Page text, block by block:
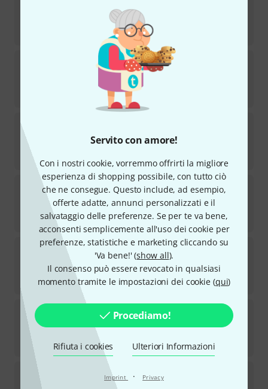
Servito con amore!
Con i nostri cookie, vorremmo offrirti la migliore
esperienza di shopping possibile, con tutto ciò
che ne consegue. Questo include, ad esempio,
offerte adatte, annunci personalizzati e il
salvataggio delle preferenze. Se per te va bene,
acconsenti semplicemente all'uso dei cookie per
preferenze, statistiche e marketing cliccando su
'Va bene!' (show all).
Il consenso può essere revocato in qualsiasi
momento tramite le impostazioni dei cookie (qui)
Procediamo!
Rifiuta i cookies Ulteriori Informazioni
Imprint · Privacy
8
Disponibile
Trumpet 14C4
Disponibile
Disponibile
€ 130
Cornet 14A4a
Disponibile
€ 106
SchilkeTrombone 51B Large
8
Disponibile
€130
6
Disponibile
€ 106
Flugelhorn 14F4
8